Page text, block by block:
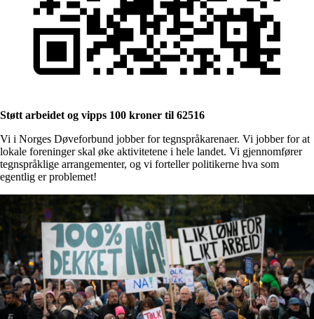
Støtt arbeidet og vipps 100 kroner til 62516
Vi i Norges Døveforbund jobber for tegnspråkarenaer. Vi jobber for at
lokale foreninger skal øke aktivitetene i hele landet. Vi gjennomfører
tegnspråklige arrangementer, og vi forteller politikerne hva som
egentlig er problemet!